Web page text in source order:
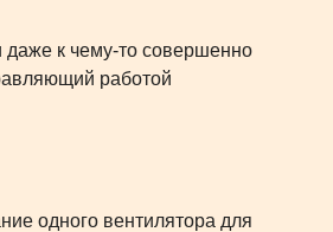
даже к чему-то совершенно
работой
одного вентилятора для